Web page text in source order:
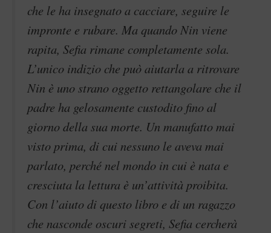
che le ha insegnato a cacciare, seguire le
impronte e rubare. Ma quando Nin viene
rapita, Sefia rimane completamente sola.
L’unico indizio che può aiutarla a ritrovare
Nin è uno strano oggetto rettangolare che il
padre ha gelosamente custodito fino al
giorno della sua morte. Un manufatto mai
visto prima, di cui nessuno le aveva mai
parlato, perché nel mondo in cui è nata e
cresciuta la lettura è un’attività proibita.
Con l’aiuto di questo libro e di un ragazzo
che nasconde oscuri segreti, Sefia cercherà